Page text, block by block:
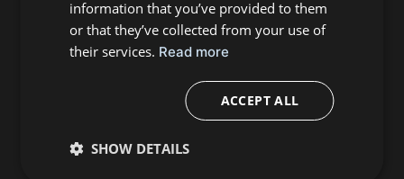
Abonnement op nieuwsbrief
information that you’ve provided to them
or that they’ve collected from your use of
their services. Read more
ACCEPT ALL
SHOW DETAILS